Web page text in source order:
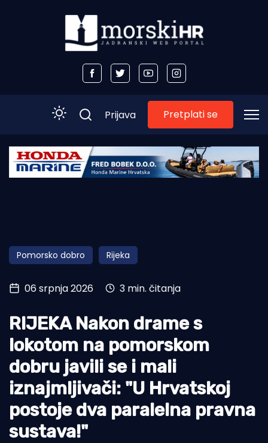
Početna
Obala
Otoci
Turizam i nautika
Pomorstvo
Ribolov
Ekologija
Tradicija i kultura
Prijava Pretplati se
Pomorsko dobro Rijeka
06 srpnja 2026 3 min. čitanja
RIJEKA Nakon drame s
lokotom na pomorskom
dobru javili se i mali
iznajmljivači: "U Hrvatskoj
postoje dva paralelna pravna
sustava!"